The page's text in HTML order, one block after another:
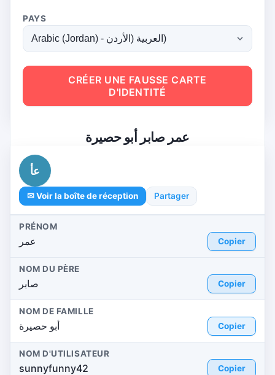
PAYS
CRÉER UNE FAUSSE CARTE
D'IDENTITÉ
عمر صابر أبو حصيرة
عأ
✉ Voir la boîte de réception Partager
PRÉNOM
عمر Copier
NOM DU PÈRE
صابر Copier
NOM DE FAMILLE
أبو حصيرة Copier
NOM D'UTILISATEUR
sunnyfunny42 Copier